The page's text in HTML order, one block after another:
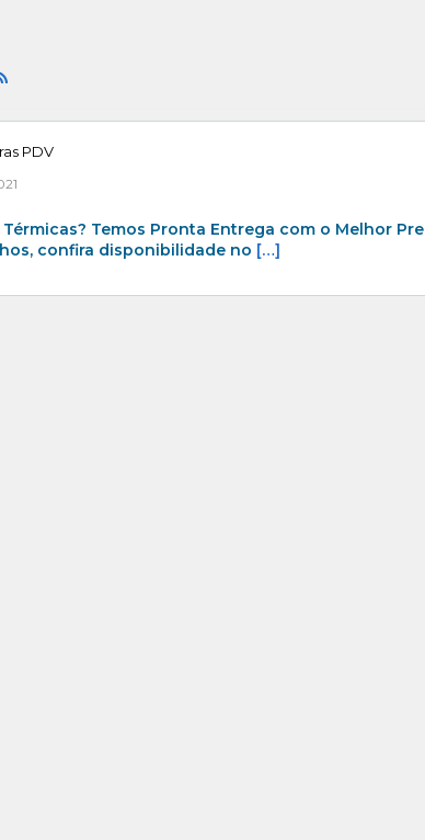
PDV
Temos Pronta Entrega com o Melhor
confira disponibilidade no […]